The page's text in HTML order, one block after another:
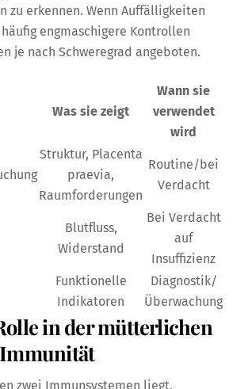
zu erkennen. Wenn Auffälligkeiten
engmaschigere Kontrollen
je nach Schweregrad angeboten.
Was sie zeigt
Wann sie
verwendet
wird
Struktur, Placenta
praevia,
Raumforderungen
Routine/bei
Verdacht
Blutfluss,
Widerstand
Bei Verdacht
auf
Insuffizienz
Funktionelle
Indikatoren
Diagnostik/
Überwachung
in der mütterlichen
zwei Immunsystemen liegt,